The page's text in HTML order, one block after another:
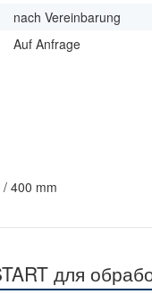
nach Vereinbarung
Auf Anfrage
400 mm
для